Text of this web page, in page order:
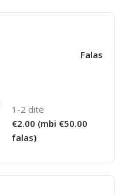
Falas
1-2 ditë
€2.00 (mbi €50.00
falas)